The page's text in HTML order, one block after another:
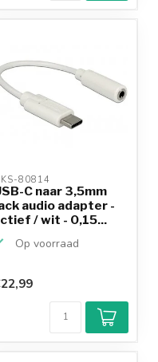
80814
C naar 3,5mm
audio adapter -
/ wit - 0,15...
Op voorraad